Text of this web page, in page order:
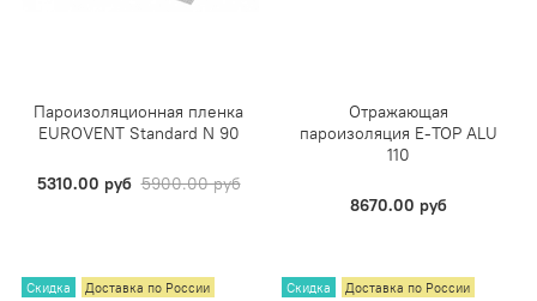
Пароизоляционная пленка
EUROVENT Standard N 90
5310.00 руб 5900.00 руб
Отражающая
пароизоляция E-TOP ALU
110
8670.00 руб
Скидка Доставка по России Скидка Доставка по России